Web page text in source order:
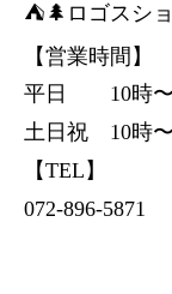
⛺️🌲ロゴスシ
【営業時間】
平日 10時〜
土日祝 10時
【TEL】
072-896-5871